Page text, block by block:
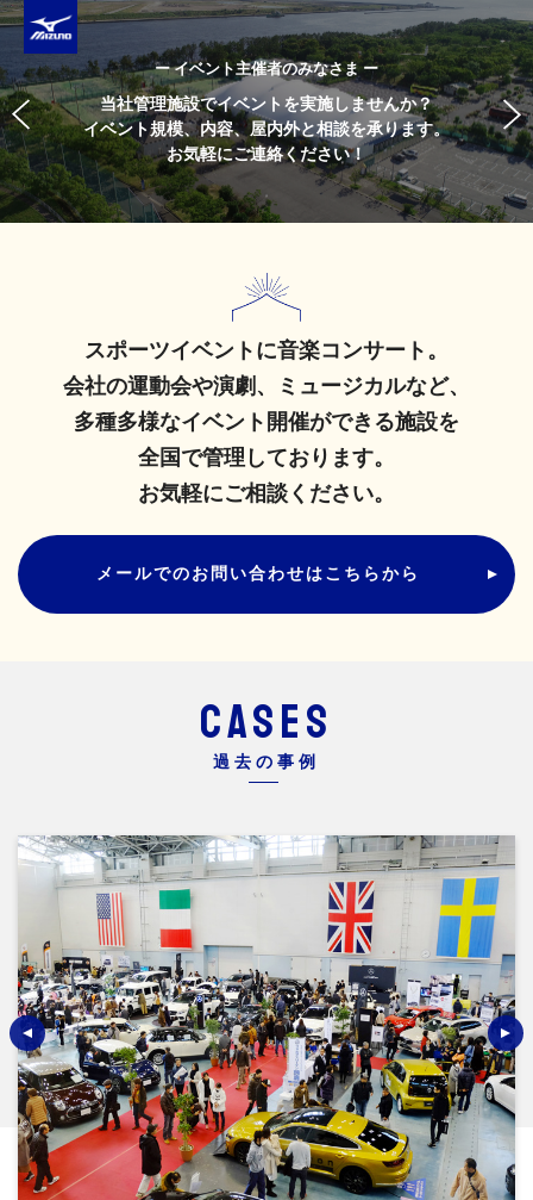
ー イベント主催者のみなさま ー
当社管理施設でイベントを実施しませんか？
イベント規模、内容、屋内外と相談を承ります。
お気軽にご連絡ください！
スポーツイベントに音楽コンサート。
会社の運動会や演劇、
ミュージカルなど、
多種多様なイベント開催ができる施設を
全国で管理しております。
お気軽にご相談ください。
メールでのお問い合わせはこちらから
CASES
過去の事例